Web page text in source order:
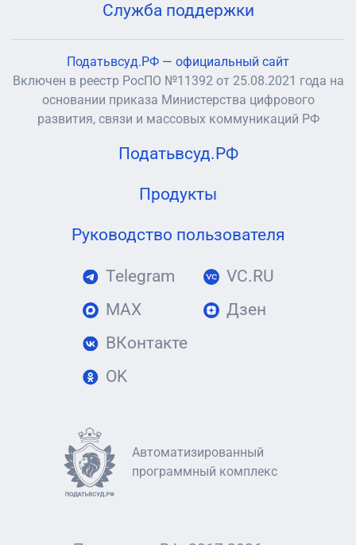
Служба поддержки
Податьвсуд.РФ — официальный сайт
Включен в реестр РосПО №11392 от 25.08.2021 года на
основании приказа Министерства цифрового
развития, связи и массовых коммуникаций РФ
Податьвсуд.РФ
Продукты
Руководство пользователя
Telegram
MAX
ВКонтакте
OK
VC.RU
Дзен
Автоматизированный
программный комплекс